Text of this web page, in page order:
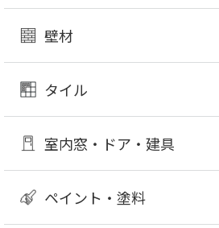
壁材
タイル
室内窓・ドア・建具
ペイント・塗料